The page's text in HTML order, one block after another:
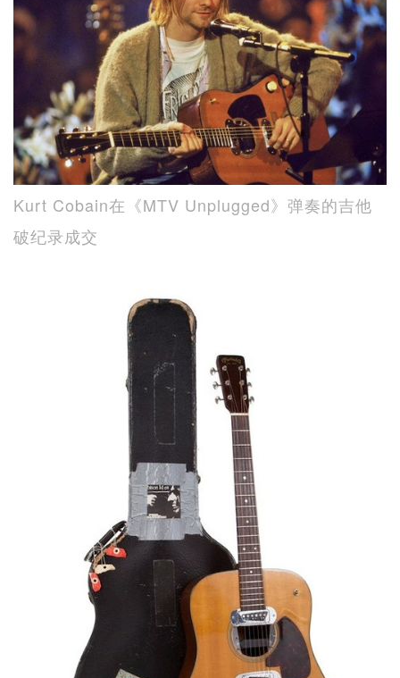
Kurt Cobain在《MTV Unplugged》弹奏的吉他
破纪录成交